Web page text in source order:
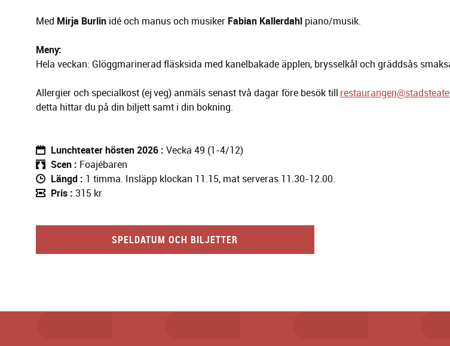
Med Mirja Burlin idé och manus och musiker Fabian Kallerdahl piano/musik.
Meny:
Hela veckan: Glöggmarinerad fläsksida med kanelbakade äpplen, brysselkål och gräddsås
Allergier och specialkost (ej veg) anmäls senast två dagar före besök till
detta hittar du på din biljett samt i din bokning.
Lunchteater hösten 2026 Vecka 49 (1-4/12)
Scen
Foajébaren
Längd
1 timma. Insläpp klockan 11.15, mat serveras 11.30-12.00.
Pris
315 kr
SPELDATUM OCH BILJETTER